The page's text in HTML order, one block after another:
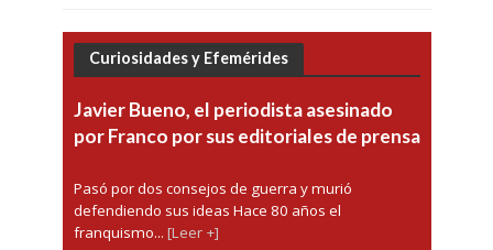
Curiosidades y Efemérides
Javier Bueno, el periodista asesinado
por Franco por sus editoriales de prensa
Pasó por dos consejos de guerra y murió
defendiendo sus ideas Hace 80 años el
franquismo... [Leer +]